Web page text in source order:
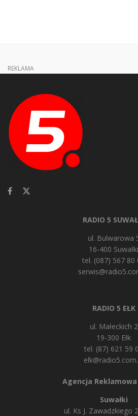
REKLAMA
RADIO 5
ul. Bulwarowa
16-400 Suwałki
tel. (087) 567 80
RADIO 5 EŁK
ul. Małeckich 2
19-300 Ełk
tel. (87) 621 59
Agencja Reklamowa
Suwałki
ul. Ks J. Zawadzkiego